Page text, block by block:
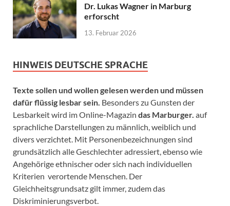
Dr. Lukas Wagner in Marburg
erforscht
13. Februar 2026
HINWEIS DEUTSCHE SPRACHE
Texte sollen und wollen gelesen werden und müssen
dafür flüssig lesbar sein. Besonders zu Gunsten der
Lesbarkeit wird im Online-Magazin das Marburger. auf
sprachliche Darstellungen zu männlich, weiblich und
divers verzichtet. Mit Personenbezeichnungen sind
grundsätzlich alle Geschlechter adressiert, ebenso wie
Angehörige ethnischer oder sich nach individuellen
Kriterien verortende Menschen. Der
Gleichheitsgrundsatz gilt immer, zudem das
Diskriminierungsverbot.